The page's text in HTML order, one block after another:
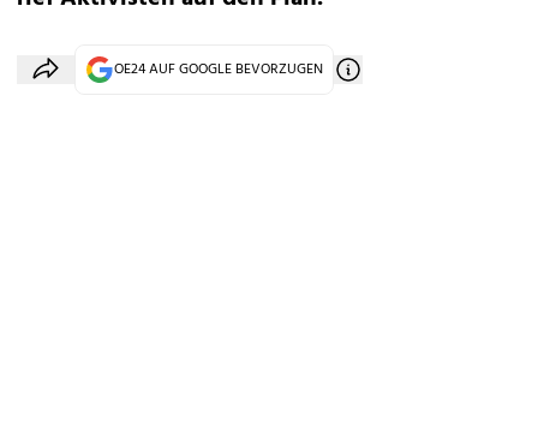
OE24 AUF GOOGLE BEVORZUGEN